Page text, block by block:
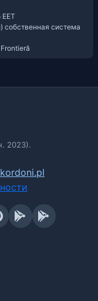
EET
собственная система
2023).